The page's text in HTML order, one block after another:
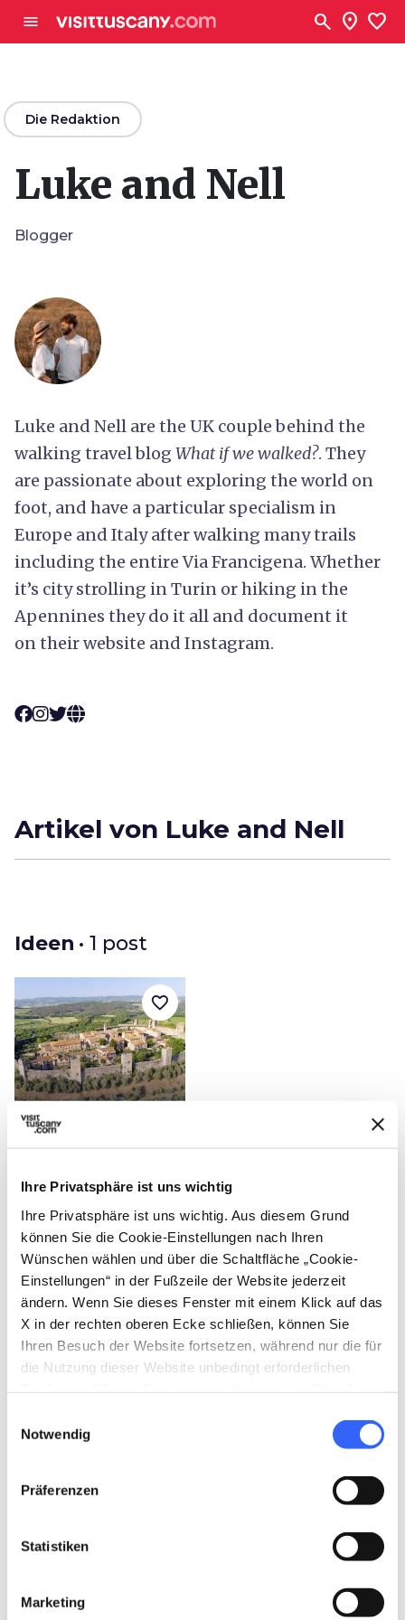
Ihre Privatsphäre ist uns wichtig
Ihre Privatsphäre ist uns wichtig. Aus diesem Grund
können Sie die Cookie-Einstellungen nach Ihren
Wünschen wählen und über die Schaltfläche „Cookie-
Einstellungen“ in der Fußzeile der Website jederzeit
ändern. Wenn Sie dieses Fenster mit einem Klick auf das
X in der rechten oberen Ecke schließen, können Sie
Ihren Besuch der Website fortsetzen, während nur die für
die Nutzung dieser Website unbedingt erforderlichen
Zustimmung.
Notwendig
Präferenzen
Statistiken
Marketing
menu search location_on favorite
arrow_backDie Redaktion
Luke and Nell
Blogger
Luke and Nell are the UK couple behind the
walking travel blog What if we walked?. They
are passionate about exploring the world on
foot, and have a particular specialism in
Europe and Italy after walking many trails
including the entire Via Francigena. Whether
it’s city strolling in Turin or hiking in the
Apennines they do it all and document it
on their website and Instagram.
Artikel von Luke and Nell
Ideen • 1 post
color_lens Ideen
entlang der
toskanischen Via
Francigena
favorite_border
Routen • 2 post
der Via Francigena in
favorite_border
der Via Francigena in
favorite_border